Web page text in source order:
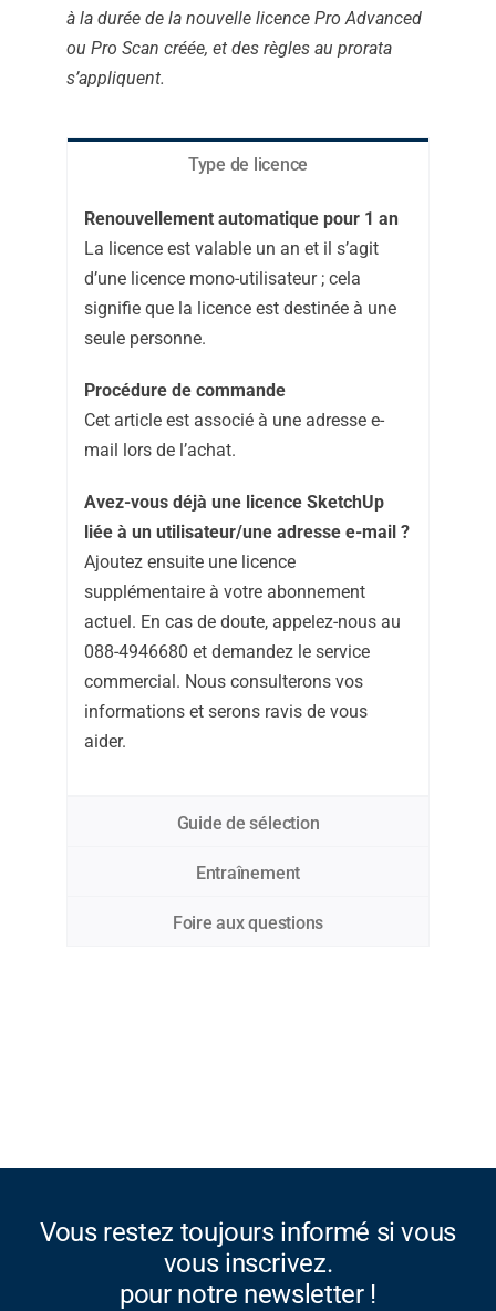
à la durée de la nouvelle licence Pro Advanced
ou Pro Scan créée, et des règles au prorata
s’appliquent.
Type de licence
Renouvellement automatique pour 1 an
La licence est valable un an et il s’agit
d’une licence mono-utilisateur ; cela
signifie que la licence est destinée à une
seule personne.
Procédure de commande
Cet article est associé à une adresse e-
mail lors de l’achat.
Avez-vous déjà une licence SketchUp
liée à un utilisateur/une adresse e-mail ?
Ajoutez ensuite une licence
supplémentaire à votre abonnement
actuel. En cas de doute, appelez-nous au
088-4946680 et demandez le service
commercial. Nous consulterons vos
informations et serons ravis de vous
aider.
Guide de sélection
Entraînement
Foire aux questions
Vous restez toujours informé si vous
vous inscrivez.
pour notre newsletter !